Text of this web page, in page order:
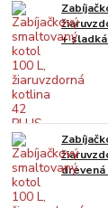
+ sladká
drevená